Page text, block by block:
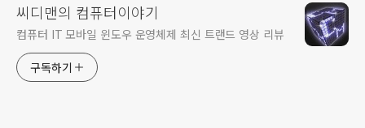
씨디맨의 컴퓨터이야기
컴퓨터 IT 모바일 윈도우 운영체제 최신 트랜드 영상 리뷰
구독하기